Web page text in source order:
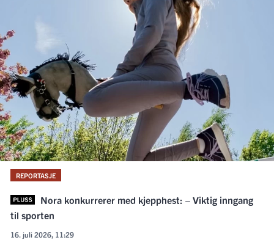
REPORTASJE
Nora konkurrerer med kjepphest: – Viktig inngang
til sporten
16. juli 2026, 11:29